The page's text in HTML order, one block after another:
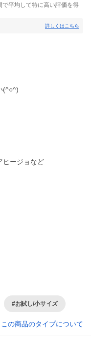
平均して特に高い評価を得
詳しくはこちら
(^○^)
ヒージョなど
#お試し/小サイズ
この商品のタイプについて